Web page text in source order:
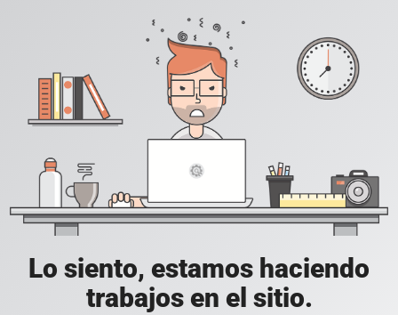
Lo siento, estamos haciendo
trabajos en el sitio.